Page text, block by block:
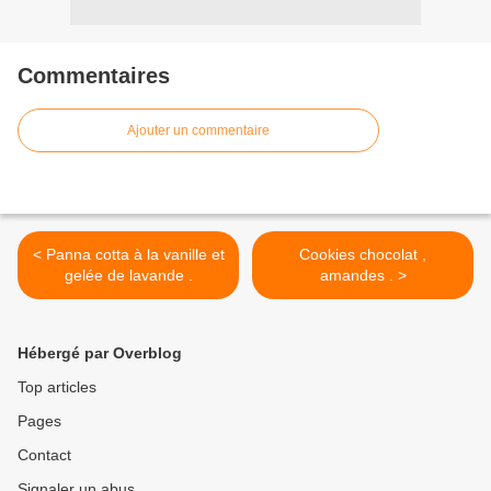
Commentaires
Ajouter un commentaire
< Panna cotta à la vanille et
gelée de lavande .
Cookies chocolat ,
amandes . >
Hébergé par Overblog
Top articles
Pages
Contact